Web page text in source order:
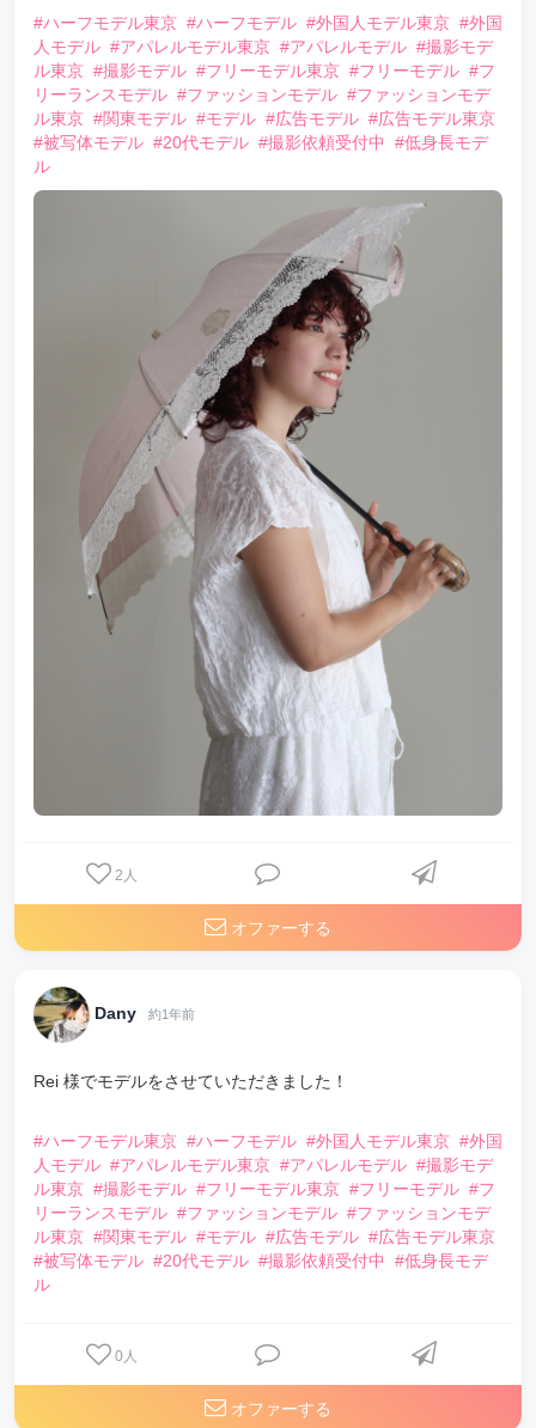
#ハーフモデル東京 #ハーフモデル #外国人モデル東京 #外国
人モデル #アパレルモデル東京 #アパレルモデル #撮影モデ
ル東京 #撮影モデル #フリーモデル東京 #フリーモデル #フ
リーランスモデル #ファッションモデル #ファッションモデ
ル東京 #関東モデル #モデル #広告モデル #広告モデル東京
#被写体モデル #20代モデル #撮影依頼受付中
#低身長モデ
ル
2 人
オファーする
Dany 約1年前
Rei 様でモデルをさせていただきました！
#ハーフモデル東京 #ハーフモデル #外国人モデル東京 #外国
人モデル #アパレルモデル東京 #アパレルモデル #撮影モデ
ル東京 #撮影モデル #フリーモデル東京 #フリーモデル #フ
リーランスモデル #ファッションモデル #ファッションモデ
ル東京 #関東モデル #モデル #広告モデル #広告モデル東京
#被写体モデル #20代モデル #撮影依頼受付中
#低身長モデ
ル
0 人
オファーする